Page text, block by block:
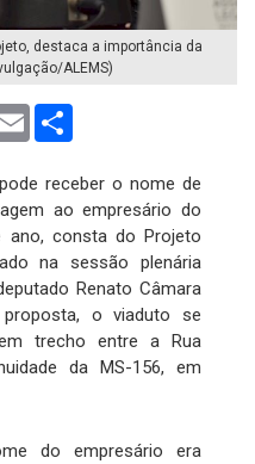
destaca a importância da
ALEMS)
Email
receber o nome de
ao empresário do
ano, consta do Projeto
na sessão plenária
Renato Câmara
o viaduto se
trecho entre a Rua
da MS-156, em
do empresário era